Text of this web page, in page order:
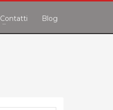
Contatti Blog